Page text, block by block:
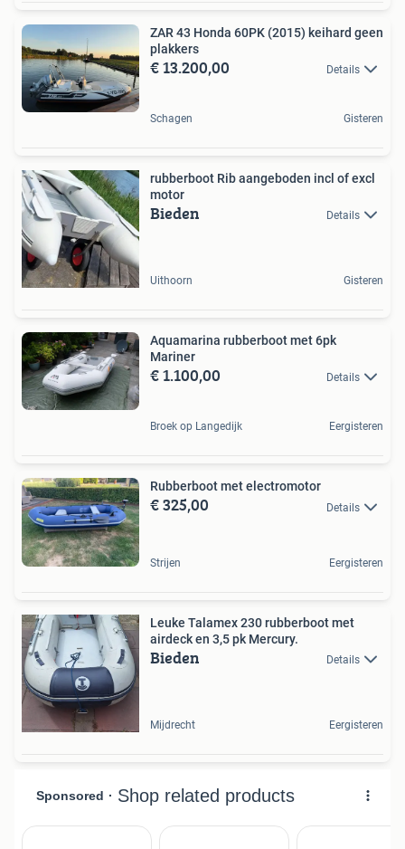
ZAR 43 Honda 60PK (2015) keihard geen
plakkers
€ 13.200,00 Details
Schagen Gisteren
rubberboot Rib aangeboden incl of excl
motor
Bieden Details
Uithoorn Gisteren
Aquamarina rubberboot met 6pk
Mariner
€ 1.100,00 Details
Broek op Langedijk Eergisteren
Rubberboot met electromotor
€ 325,00 Details
Strijen Eergisteren
Leuke Talamex 230 rubberboot met
airdeck en 3,5 pk Mercury.
Bieden Details
Mijdrecht Eergisteren